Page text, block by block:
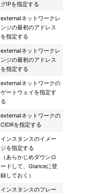
グIPを指定する
externalネットワークレ
ンジの最初のアドレス
を指定する
externalネットワークレ
ンジの最初のアドレス
を指定する
externalネットワークの
ゲートウェイを指定す
る
externalネットワークの
CIDRを指定する
インスタンスのイメー
ジを指定する
（あらかじめダウンロ
ードして、Glanceに登
録しておく）
インスタンスのフレー